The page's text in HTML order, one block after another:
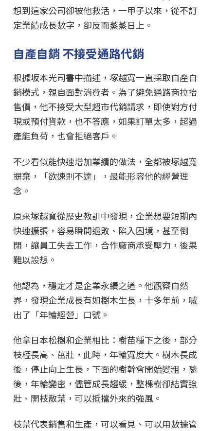
想到這家公司卻被他救活，一甲子以來，從不訂
定業績成長數字，卻反而蒸蒸日上。
自產自銷 不接受通路代銷
根據坂本光司書中描述，塚越寬一直採取自產自
銷模式，親自面對消費者。為了避免通路商拉抬
售價，他不接受大型超市代銷請求，即使對方付
現或預付貨款，也不答應，如果訂單太多，超過
產能負荷，也會拒絕客戶。
不少看似能快速增加業績的做法，全都被塚越寬
摒棄，「欲速則不達」，最能形容他的經營理
念。
原來塚越寬從歷史教訓中發現，企業想要短期內
快速擴張，容易瞬間退敗、陷入困境，甚至倒
閉，讓員工失去工作，合作廠商承受壓力，後果
難以設想。
他認為，穩定才是企業永續之道。他觀察自然
界，發現企業成長有如樹木生長，十多年前，喊
出了「年輪經營」口號。
他拿日本松樹和企業相比：樹苗種下之後，部分
枝椏長高、茁壯，此時，年輪寬度大。樹木長成
後，停止向上生長，下面的樹幹會開始變粗，隨
後，年輪變密，儘管成長趨緩，整棵樹卻結實強
壯、開枝散葉，可以抵擋外來的強風。
枝葉代表銷售和生產，可以看見、可以用數據管